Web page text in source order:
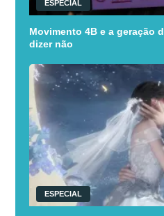
ESPECIAL
Movimento 4B e a geração
dizer não
ESPECIAL